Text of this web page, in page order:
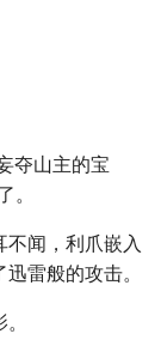
夺山主的宝
。
不闻，利爪嵌入
雷般的攻击。